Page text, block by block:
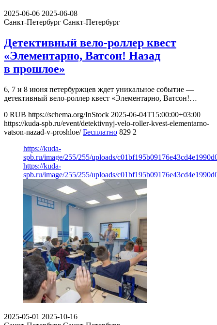
2025-06-06 2025-06-08
Санкт-Петербург Санкт-Петербург
Детективный вело-роллер квест
«Элементарно, Ватсон! Назад
в прошлое»
6, 7 и 8 июня петербуржцев ждет уникальное событие —
детективный вело-роллер квест «Элементарно, Ватсон!…
0 RUB https://schema.org/InStock 2025-06-04T15:00:00+03:00
https://kuda-spb.ru/event/detektivnyj-velo-roller-kvest-elementarno-
vatson-nazad-v-proshloe/ Бесплатно 829 2
https://kuda-
spb.ru/image/255/255/uploads/
https://kuda-
spb.ru/image/255/255/uploads/
2025-05-01 2025-10-16